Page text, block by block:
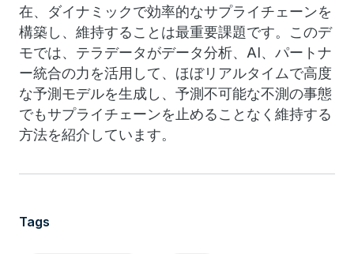
在、ダイナミックで効率的なサプライチェーンを
構築し、維持することは最重要課題です。このデ
モでは、テラデータがデータ分析、AI、パートナ
ー統合の力を活用して、ほぼリアルタイムで高度
な予測モデルを生成し、予測不可能な不測の事態
でもサプライチェーンを止めることなく維持する
方法を紹介しています。
Tags